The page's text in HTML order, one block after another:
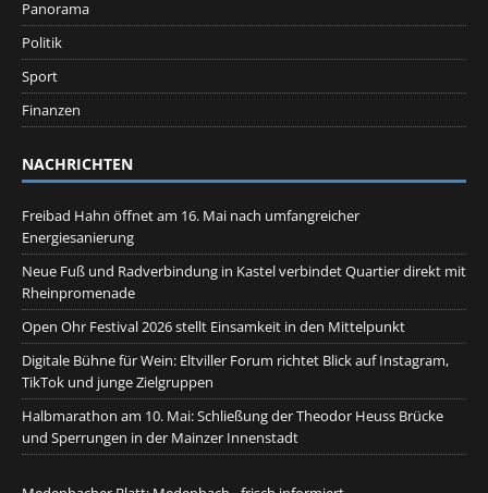
Panorama
Politik
Sport
Finanzen
NACHRICHTEN
Freibad Hahn öffnet am 16. Mai nach umfangreicher
Energiesanierung
Neue Fuß und Radverbindung in Kastel verbindet Quartier direkt mit
Rheinpromenade
Open Ohr Festival 2026 stellt Einsamkeit in den Mittelpunkt
Digitale Bühne für Wein: Eltviller Forum richtet Blick auf Instagram,
TikTok und junge Zielgruppen
Halbmarathon am 10. Mai: Schließung der Theodor Heuss Brücke
und Sperrungen in der Mainzer Innenstadt